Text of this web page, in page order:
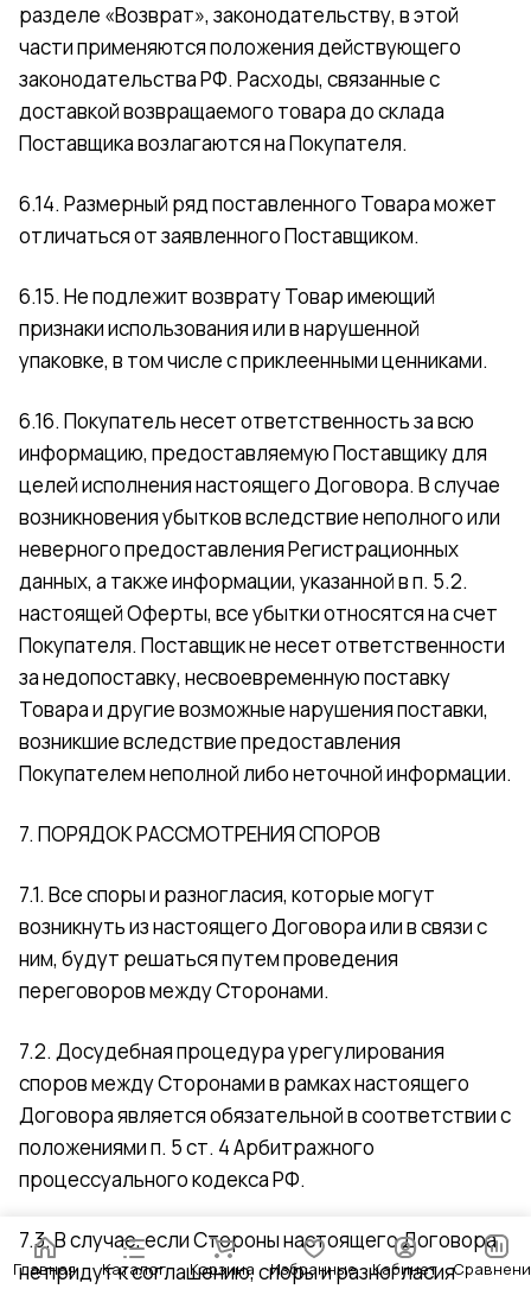
разделе «Возврат», законодательству, в этой
части применяются положения действующего
законодательства РФ. Расходы, связанные с
доставкой возвращаемого товара до склада
Поставщика возлагаются на Покупателя.
6.14. Размерный ряд поставленного Товара может
отличаться от заявленного Поставщиком.
6.15. Не подлежит возврату Товар имеющий
признаки использования или в нарушенной
упаковке, в том числе с приклеенными ценниками.
6.16. Покупатель несет ответственность за всю
информацию, предоставляемую Поставщику для
целей исполнения настоящего Договора. В случае
возникновения убытков вследствие неполного или
неверного предоставления Регистрационных
данных, а также информации, указанной в п. 5.2.
настоящей Оферты, все убытки относятся на счет
Покупателя. Поставщик не несет ответственности
за недопоставку, несвоевременную поставку
Товара и другие возможные нарушения поставки,
возникшие вследствие предоставления
Покупателем неполной либо неточной информации.
7. ПОРЯДОК РАССМОТРЕНИЯ СПОРОВ
7.1. Все споры и разногласия, которые могут
возникнуть из настоящего Договора или в связи с
ним, будут решаться путем проведения
переговоров между Сторонами.
7.2. Досудебная процедура урегулирования
споров между Сторонами в рамках настоящего
Договора является обязательной в соответствии с
положениями п. 5 ст. 4 Арбитражного
процессуального кодекса РФ.
7.3. В случае, если Стороны настоящего Договора
не придут к соглашению, споры и разногласия
Главная Каталог Корзина Избранные Кабинет